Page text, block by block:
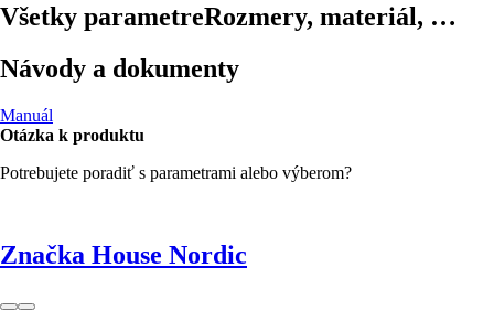
Všetky parametreRozmery, materiál, …
Návody a dokumenty
Manuál
Otázka k produktu
Potrebujete poradiť s parametrami alebo výberom?
Značka House Nordic